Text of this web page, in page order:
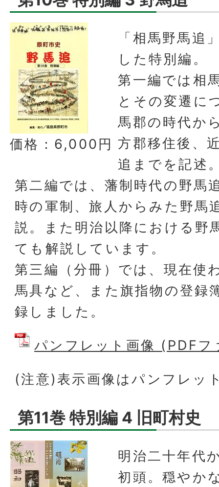
価格：6,000円
「相馬野馬追
した特別編。
第一編では相
とその変遷に
馬郡の時代か
方郡移住後、
追までを記述
第二編では、藩制時代の野馬
時の軍制、旅人からみた野馬
説。また明治以降における野
ても解説しています。
第三編（分冊）では、現在使
馬具など、また旗指物の登録
録しました。
パンフレット画像 (PDF
(注意)表示画像はパンフレッ
第11巻 特別編 4 旧町村史
明治二十年代
初頭。穏やか